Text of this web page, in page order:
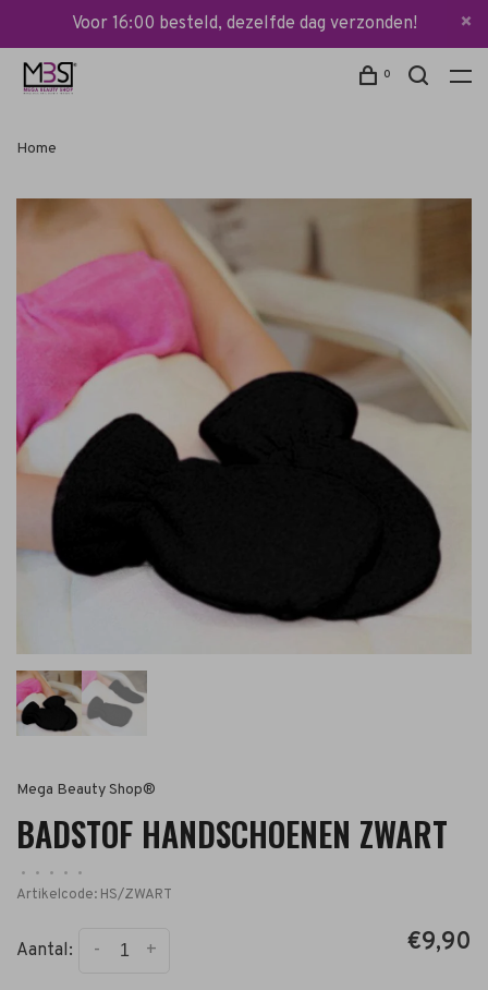
Voor 16:00 besteld, dezelfde dag verzonden!
0
Home
Mega Beauty Shop®
BADSTOF HANDSCHOENEN ZWART
• • • •
•
Artikelcode: HS/ZWART
Aantal: +
- €9,90